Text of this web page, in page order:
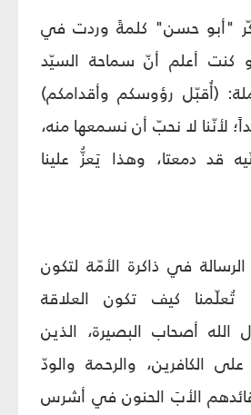
"أبو حسن" كلمةً وردت في
كنت أعلم أنّ سماحة السيّد
(أُقبّل رؤوسكم وأقدامكم)
لأنّنا لا نحبّ أن نسمعها منه،
قد دمعتا، وهذا يَعزُّ علينا
في ذاكرة الأمّة لتكون
كيف تكون العلاقة
الله أصحاب البصيرة، الذين
الكافرين، والرحمة والودّ
الأبَ الحنون في أشرس